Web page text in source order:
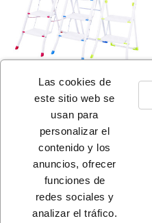
ESCALERA ACERO 4P
PLEGAB C/BAR
A consultar
Las cookies de
este sitio web se
usan para
personalizar el
contenido y los
anuncios, ofrecer
funciones de
redes sociales y
analizar el tráfico.